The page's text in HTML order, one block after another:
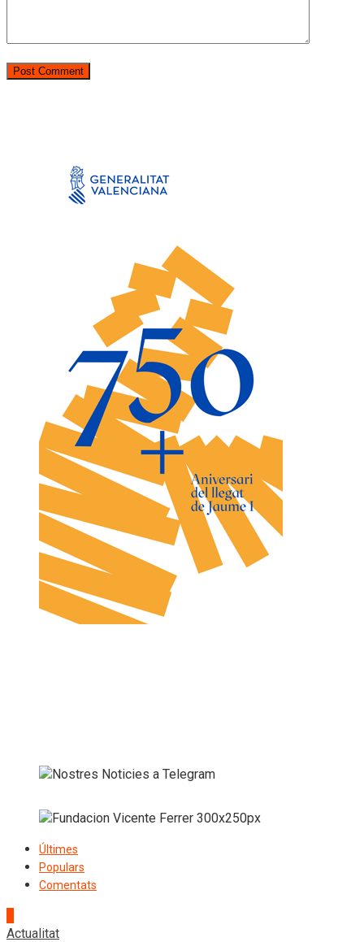
Últimes
Populars
Comentats
Actualitat